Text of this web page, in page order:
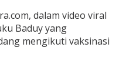
dalam video viral
Baduy yang
mengikuti vaksinasi